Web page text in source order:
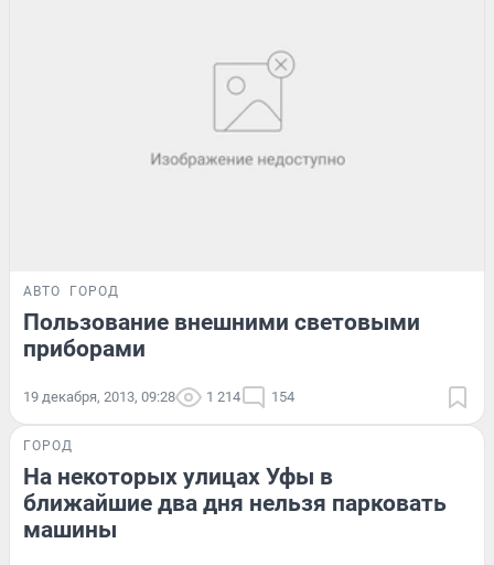
АВТО ГОРОД
Пользование внешними световыми
приборами
19 декабря, 2013, 09:28 1 214 154
ГОРОД
На некоторых улицах Уфы в
ближайшие два дня нельзя парковать
машины